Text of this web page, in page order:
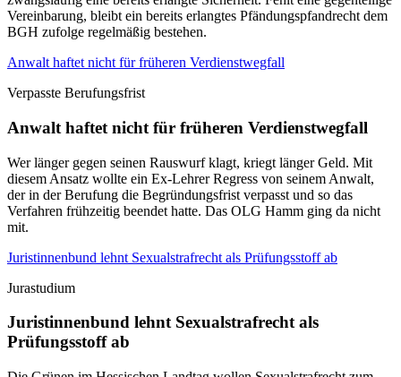
Vereinbarung, bleibt ein bereits erlangtes Pfändungspfandrecht dem
BGH zufolge regelmäßig bestehen.
Anwalt haftet nicht für früheren Verdienstwegfall
Verpasste Berufungsfrist
Anwalt haftet nicht für früheren Verdienstwegfall
Wer länger gegen seinen Rauswurf klagt, kriegt länger Geld. Mit
diesem Ansatz wollte ein Ex-Lehrer Regress von seinem Anwalt,
der in der Berufung die Begründungsfrist verpasst und so das
Verfahren frühzeitig beendet hatte. Das OLG Hamm ging da nicht
mit.
Juristinnenbund lehnt Sexualstrafrecht als Prüfungsstoff ab
Jurastudium
Juristinnenbund lehnt Sexualstrafrecht als
Prüfungsstoff ab